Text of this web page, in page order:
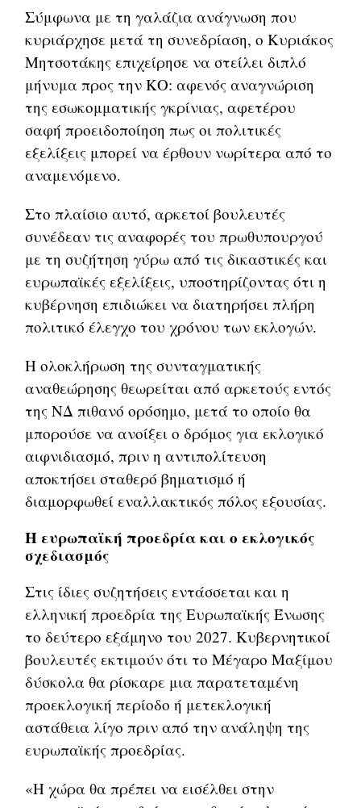
Σύμφωνα με τη γαλάζια ανάγνωση που
κυριάρχησε μετά τη συνεδρίαση, ο Κυριάκος
Μητσοτάκης επιχείρησε να στείλει διπλό
μήνυμα προς την ΚΟ: αφενός αναγνώριση
της εσωκομματικής γκρίνιας, αφετέρου
σαφή προειδοποίηση πως οι πολιτικές
εξελίξεις μπορεί να έρθουν νωρίτερα από το
αναμενόμενο.
Στο πλαίσιο αυτό, αρκετοί βουλευτές
συνέδεαν τις αναφορές του πρωθυπουργού
με τη συζήτηση γύρω από τις δικαστικές και
ευρωπαϊκές εξελίξεις, υποστηρίζοντας ότι η
κυβέρνηση επιδιώκει να διατηρήσει πλήρη
πολιτικό έλεγχο του χρόνου των εκλογών.
Η ολοκλήρωση της συνταγματικής
αναθεώρησης θεωρείται από αρκετούς εντός
της ΝΔ πιθανό ορόσημο, μετά το οποίο θα
μπορούσε να ανοίξει ο δρόμος για εκλογικό
αιφνιδιασμό, πριν η αντιπολίτευση
αποκτήσει σταθερό βηματισμό ή
διαμορφωθεί εναλλακτικός πόλος εξουσίας.
Η ευρωπαϊκή προεδρία και ο εκλογικός
σχεδιασμός
Στις ίδιες συζητήσεις εντάσσεται και η
ελληνική προεδρία της Ευρωπαϊκής Ένωσης
το δεύτερο εξάμηνο του 2027. Κυβερνητικοί
βουλευτές εκτιμούν ότι το Μέγαρο Μαξίμου
δύσκολα θα ρίσκαρε μια παρατεταμένη
προεκλογική περίοδο ή μετεκλογική
αστάθεια λίγο πριν από την ανάληψη της
ευρωπαϊκής προεδρίας.
«Η χώρα θα πρέπει να εισέλθει στην